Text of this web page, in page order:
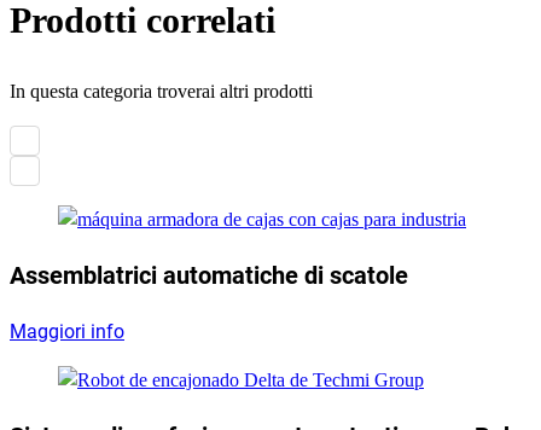
Prodotti correlati
In questa categoria troverai altri prodotti
Assemblatrici automatiche di scatole
Maggiori info